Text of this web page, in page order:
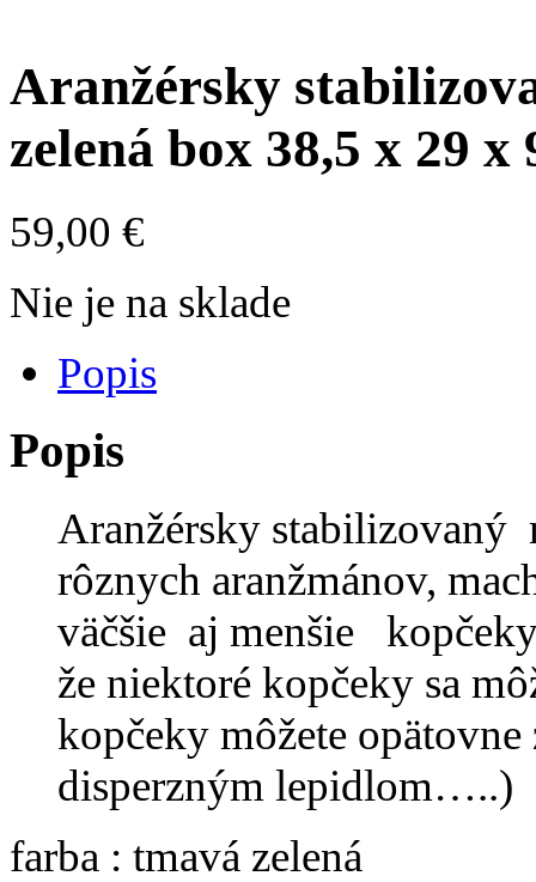
Aranžérsky
zelená box 38,5 x 29 x
59,00 €
Nie je na sklade
Popis
Popis
Aranžérsky
rôznych aranžmánov,
väčšie aj menšie
že niektoré kopčeky sa
kopčeky môžete
disperzným lepidlom…..)
farba : tmavá zelená